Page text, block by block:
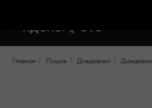
Главная / Пошив / Дождевики /